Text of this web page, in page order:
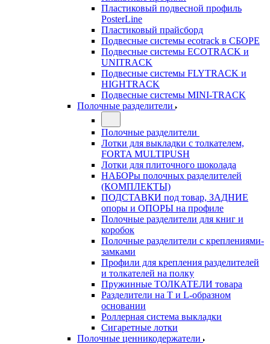
Пластиковый подвесной профиль
PosterLine
Пластиковый прайсборд
Подвесные системы ecotrack в СБОРЕ
Подвесные системы ECOTRACK и
UNITRACK
Подвесные системы FLYTRACK и
HIGHTRACK
Подвесные системы MINI-TRACK
Полочные разделители
Полочные разделители
Лотки для выкладки с толкателем,
FORTA MULTIPUSH
Лотки для плиточного шоколада
НАБОРы полочных разделителей
(КОМПЛЕКТЫ)
ПОДСТАВКИ под товар, ЗАДНИЕ
опоры и ОПОРЫ на профиле
Полочные разделители для книг и
коробок
Полочные разделители с креплениями-
замками
Профили для крепления разделителей
и толкателей на полку
Пружинные ТОЛКАТЕЛИ товара
Разделители на Т и L-образном
основании
Роллерная система выкладки
Сигаретные лотки
Полочные ценникодержатели